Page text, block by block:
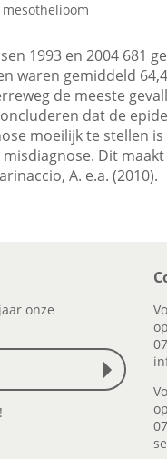
1993 en 2004 681
waren gemiddeld
de meeste
dat de
moeilijk te stellen is
Dit
A. e.a. (2010).
onze